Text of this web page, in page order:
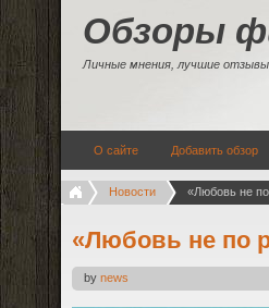
Обзоры
Личные мнения, лучшие отзывы
О сайте Добавить обзор
Новости
«Любовь не по
by news